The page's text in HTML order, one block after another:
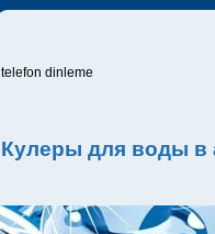
telefon dinleme
Кулеры для воды в